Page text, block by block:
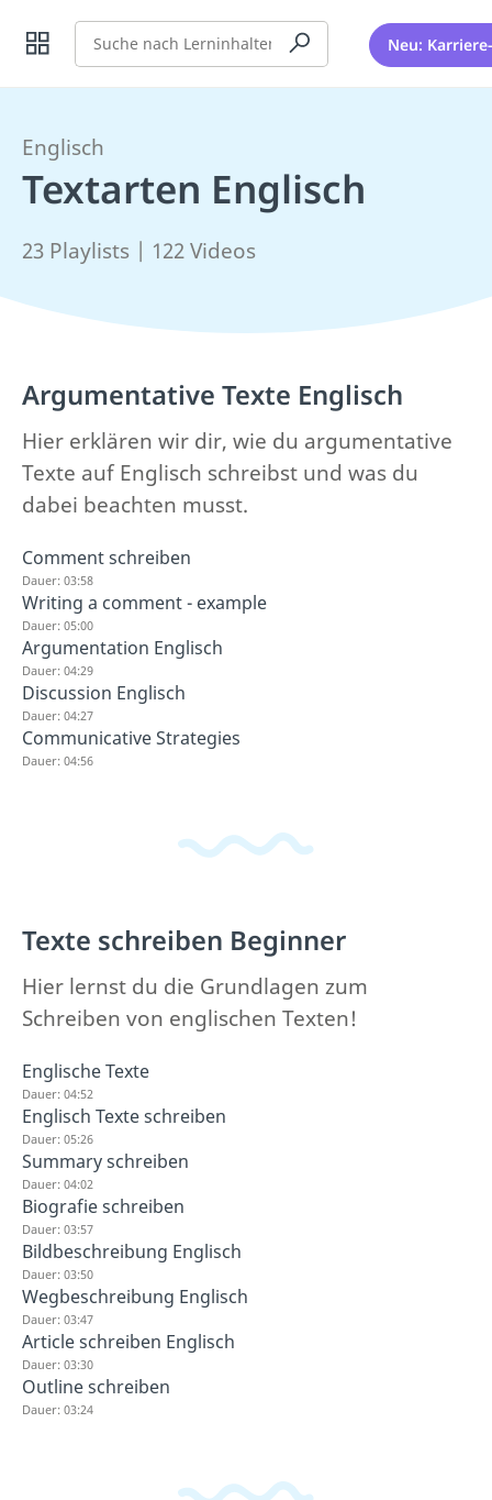
Suche Neu:
Englisch
Textarten Englisch
23 Playlists | 122 Videos
Argumentative Texte Englisch
Hier erklären wir dir, wie du argumentative
Texte auf Englisch schreibst und was du
dabei beachten musst.
Comment schreiben
Dauer: 03:58
Writing a comment - example
Dauer: 05:00
Argumentation Englisch
Dauer: 04:29
Discussion Englisch
Dauer: 04:27
Communicative Strategies
Dauer: 04:56
Texte schreiben Beginner
Hier lernst du die Grundlagen zum
Schreiben von englischen Texten!
Englische Texte
Dauer: 04:52
Englisch Texte schreiben
Dauer: 05:26
Summary schreiben
Dauer: 04:02
Biografie schreiben
Dauer: 03:57
Bildbeschreibung Englisch
Dauer: 03:50
Wegbeschreibung Englisch
Dauer: 03:47
Article schreiben Englisch
Dauer: 03:30
Outline schreiben
Dauer: 03:24